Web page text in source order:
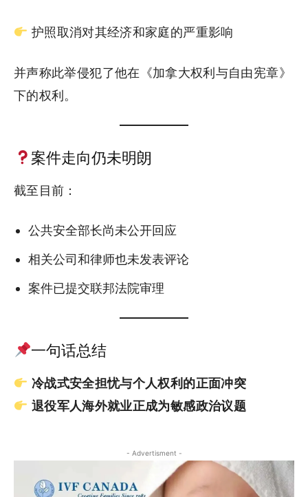
护照取消对其经济和家庭的严重影响
并声称此举侵犯了他在《加拿大权利与自由宪章》
下的权利。
案件走向仍未明朗
截至目前：
公共安全部长尚未公开回应
相关公司和律师也未发表评论
案件已提交联邦法院审理
一句话总结
冷战式安全担忧与个人权利的正面冲突
退役军人海外就业正成为敏感政治议题
- Advertisment -